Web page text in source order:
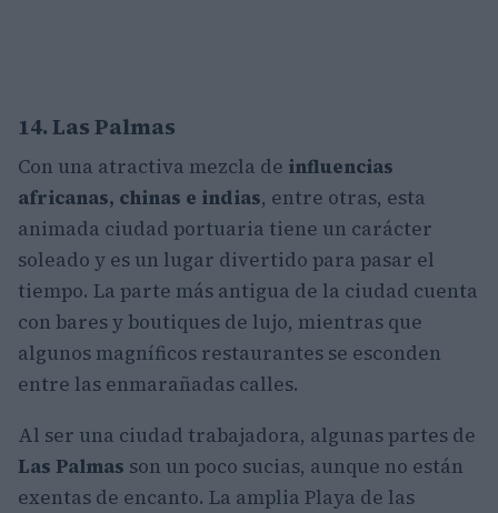
14. Las Palmas
Con una atractiva mezcla de influencias
africanas, chinas e indias, entre otras, esta
animada ciudad portuaria tiene un carácter
soleado y es un lugar divertido para pasar el
tiempo. La parte más antigua de la ciudad cuenta
con bares y boutiques de lujo, mientras que
algunos magníficos restaurantes se esconden
entre las enmarañadas calles.
Al ser una ciudad trabajadora, algunas partes de
Las Palmas son un poco sucias, aunque no están
exentas de encanto. La amplia Playa de las